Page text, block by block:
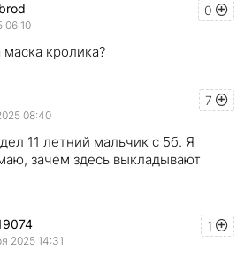
0
06:10
кролика?
7
08:40
11 летний мальчик с 5б. Я
зачем здесь выкладывают
1
2025 14:31